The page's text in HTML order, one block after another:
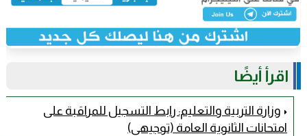
اقرأ أيضًا
وزارة التربية والتعليم: رابط التسجيل للمراقبة على
امتحانات الثانوية العامة (توجيهي)